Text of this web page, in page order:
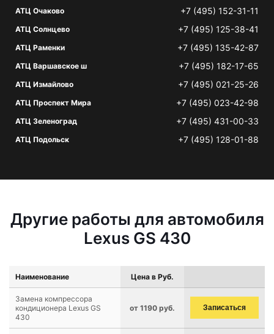
АТЦ Очаково +7 (495) 152-31-11
АТЦ Солнцево +7 (495) 125-38-41
АТЦ Раменки +7 (495) 135-42-87
АТЦ Варшавское ш +7 (495) 182-17-65
АТЦ Измайлово +7 (495) 021-25-26
АТЦ Проспект Мира +7 (495) 023-42-98
АТЦ Зеленоград +7 (495) 431-00-33
АТЦ Подольск +7 (495) 128-01-88
Другие работы для автомобиля
Lexus GS 430
Наименование Цена в Руб.
Замена компрессора
кондиционера Lexus GS
430
от 1190 руб. Записаться